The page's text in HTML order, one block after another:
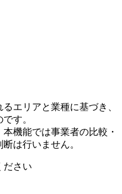
エリアと業種に基づき、
す。
機能では事業者の比較・
は行いません。
ださい